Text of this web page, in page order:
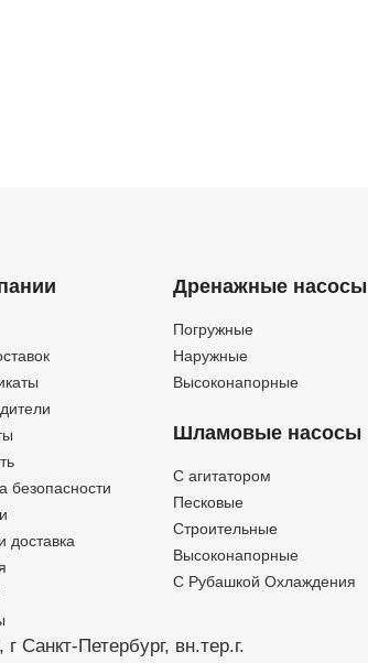
безопасности
доставка
Дренажные насосы
Погружные
Наружные
Высоконапорные
Шламовые насосы
C агитатором
Песковые
Строительные
Высоконапорные
С Рубашкой Охлаждения
г Санкт-Петербург, вн.тер.г.